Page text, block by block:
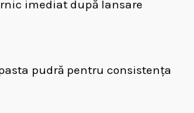
imediat după lansare
pudră pentru consistența